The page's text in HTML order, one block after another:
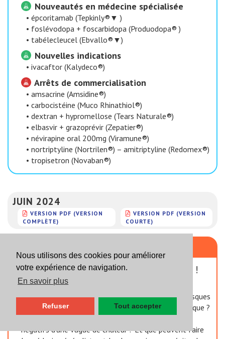
Nous utilisons des cookies pour améliorer
votre expérience de navigation.
En savoir plus
Refuser Tout accepter
Nouveautés en médecine spécialisée
• épcoritamab (Tepkinly®▼ )
• foslévodopa + foscarbidopa (Produodopa® )
• tabélecleucel (Ebvallo®▼)
Nouvelles indications
• ivacaftor (Kalydeco®)
Arrêts de commercialisation
• amsacrine (Amsidine®)
• carbocistéine (Muco Rhinathiol®)
• dextran + hypromellose (Tears Naturale®)
• elbasvir + grazoprévir (Zepatier®)
• névirapine oral 200mg (Viramune®)
• nortriptyline (Nortrilen®) – amitriptyline (Redomex®)
• tropisetron (Novaban®)
JUIN 2024
VERSION PDF (VERSION
COMPLÈTE)
VERSION PDF (VERSION
COURTE)
Canicule et médicaments, soyez vigilants !
Les fortes chaleurs et la canicule entraînent des risques
pour la santé. Quelles personnes sont les
plus à risque ?
négatifs d'une vague de chaleur ? Et que peuvent faire